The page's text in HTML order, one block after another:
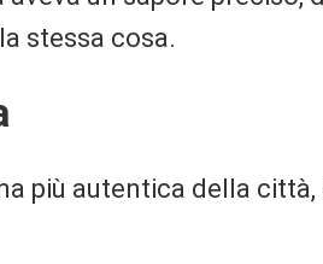
stessa cosa.
più autentica della città,